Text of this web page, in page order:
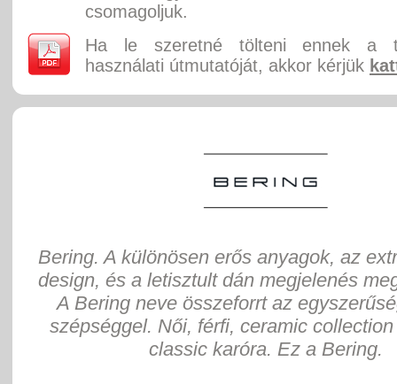
csomagoljuk.
Ha le szeretné tölteni ennek a
használati útmutatóját, akkor kérjük
Bering. A különösen erős anyagok, az
design, és a letisztult dán megjelenés
A Bering neve összeforrt az
szépséggel. Női, férfi, ceramic
classic karóra. Ez a Bering.